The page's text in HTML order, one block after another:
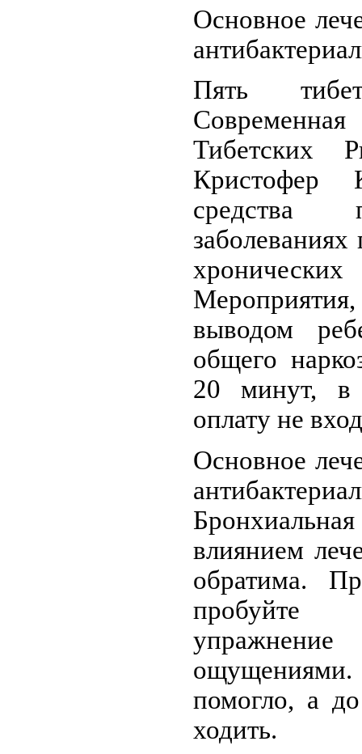
Основное
Пять
Тибетских
Кристофер
средства
выводом
общего
20 минут, в
оплату не
Основное
влиянием
обратима.
пробуйте
помогло, а
ходить.